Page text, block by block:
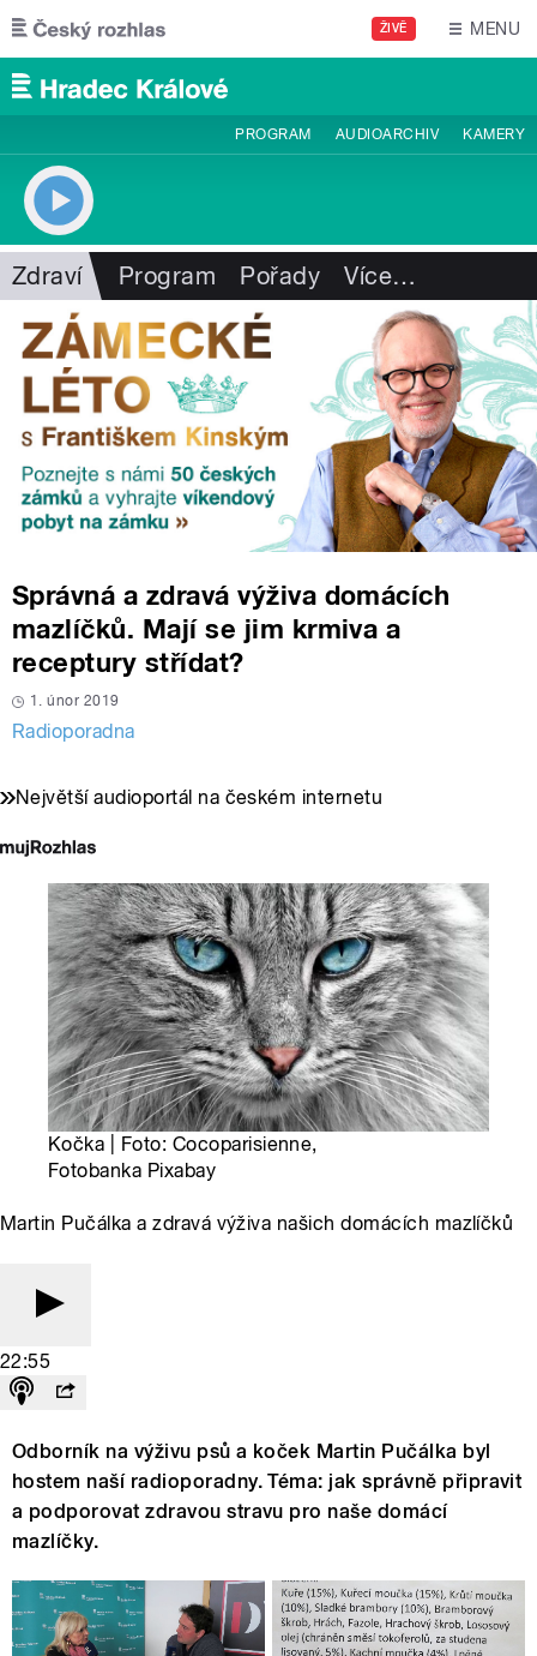
Přejít k hlavnímu obsahu
ŽIVĚ MENU
PROGRAM AUDIOARCHIV KAMERY
Zdraví Program Pořady Více…
Správná a zdravá výživa domácích
mazlíčků. Mají se jim krmiva a
receptury střídat?
1. únor 2019
Radioporadna
Největší audioportál na českém internetu
Kočka | Foto: Cocoparisienne,
Fotobanka Pixabay
Martin Pučálka a zdravá výživa našich domácích mazlíčků
22:55
Odborník na výživu psů a koček Martin Pučálka byl
hostem naší radioporadny. Téma: jak správně připravit
a podporovat zdravou stravu pro naše domácí
mazlíčky.